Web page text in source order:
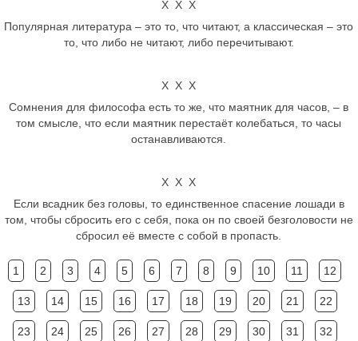
Х Х Х
Популярная литература – это то, что читают, а классическая – это
то, что либо не читают, либо перечитывают.
Х Х Х
Сомнения для философа есть то же, что маятник для часов, – в
том смысле, что если маятник перестаёт колебаться, то часы
останавливаются.
Х Х Х
Если всадник без головы, то единственное спасение лошади в
том, чтобы сбросить его с себя, пока он по своей безголовости не
сбросил её вместе с собой в пропасть.
1 2 3 4 5 6 7 8 9 10 11 12
13 14 15 16 17 18 19 20 21 22
23 24 25 26 27 28 29 30 31 32